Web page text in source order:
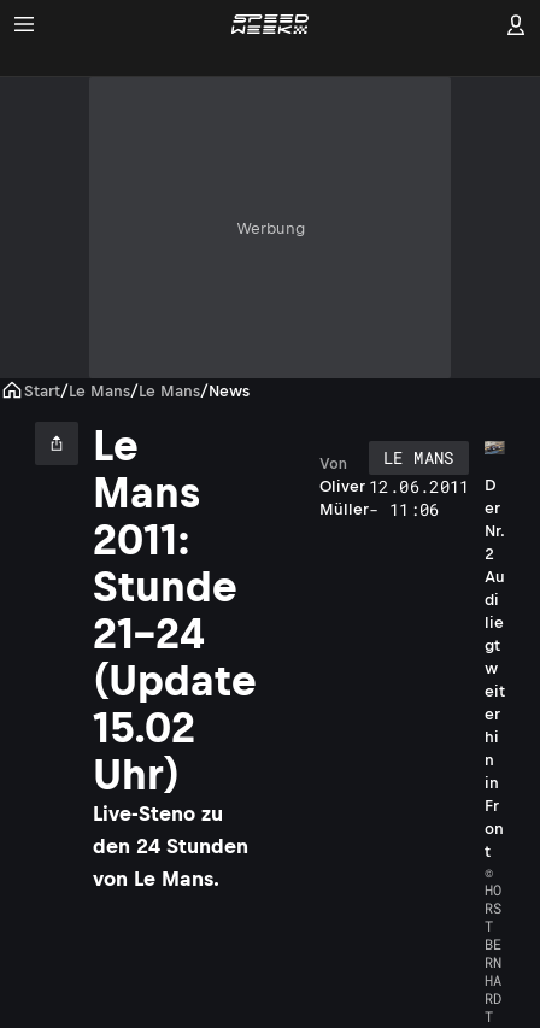
Werbung
Start/Le Mans/Le Mans/News
Le
Mans
2011:
Stunde
21-24
(Update
15.02
Uhr)
Live-Steno zu
den 24 Stunden
von Le Mans.
Oliver
Müller
Von
LE MANS
12.06.2011
- 11:06
D
er
Nr.
2
Au
di
lie
gt
w
eit
er
hi
n
in
Fr
on
t
©
HO
RS
T
BE
RN
HA
RD
T